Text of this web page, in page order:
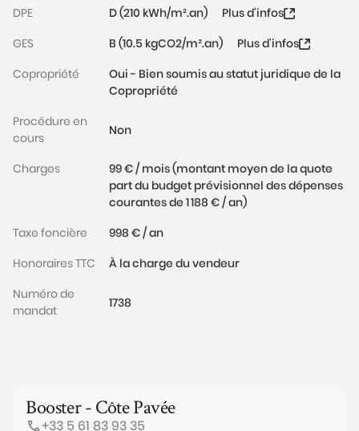
DPE
D (210 kWh/m².an)
Plus d'infos
GES
B (10.5 kgCO2/m².an)
Plus d'infos
Copropriété
Oui - Bien soumis au statut juridique de la
Copropriété
Procédure en
cours
Non
Charges
99 € / mois (montant moyen de la quote
part du budget prévisionnel des dépenses
courantes de 1 188 € / an)
Taxe foncière
998 € / an
Honoraires TTC
À la charge du vendeur
Numéro de
mandat
1738
Booster - Côte Pavée
+33 5 61 83 93 35